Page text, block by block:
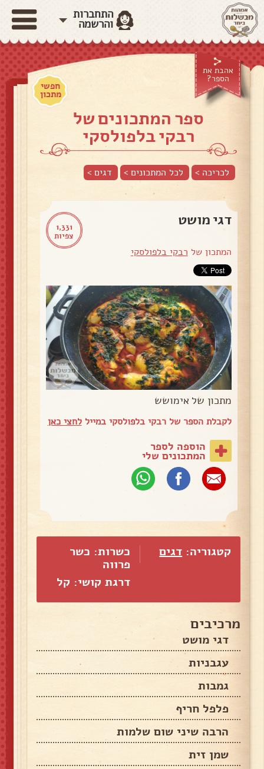
התחברות
והרשמה
אהבת את
הספר?
חפשי
מתכון
ספר המתכונים של
רבקי בלפולסקי
לכריכה > לכל המתכונים > דגים>
1,331
צפיות
דגי מושט
המתכון של רבקי בלפולסקי
מתכון של אימושש
לקבלת הספר של רבקי בלפולסקי במייללחצי כאן
הוספה לספר
המתכונים שלי
קטגוריה: דגים
כשרות: כשר
פרווה
דרגת קושי: קל
מרכיבים
דגי מושט
עגבניות
גמבות
פלפל חריף
הרבה שיני שום שלמות
שמן זית